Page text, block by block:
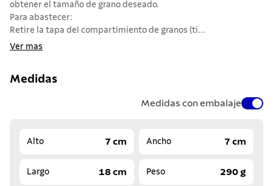
obtener el tamaño de grano deseado.
Para abastecer:
Retire la tapa del compartimiento de granos (ti...
Ver mas
Medidas
Medidas con embalaje
Alto 7 cm Ancho 7 cm
Largo 18 cm Peso 290 g